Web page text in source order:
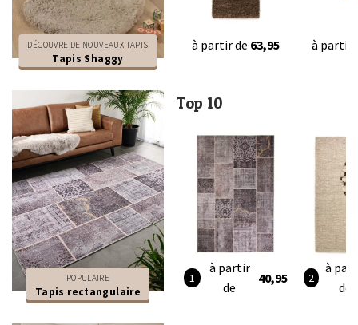
DÉCOUVRE DE NOUVEAUX TAPIS
Tapis Shaggy
à partir de 63,95 à partir
POPULAIRE
Tapis rectangulaire
Top 10
à partir
de
40,95
à
de